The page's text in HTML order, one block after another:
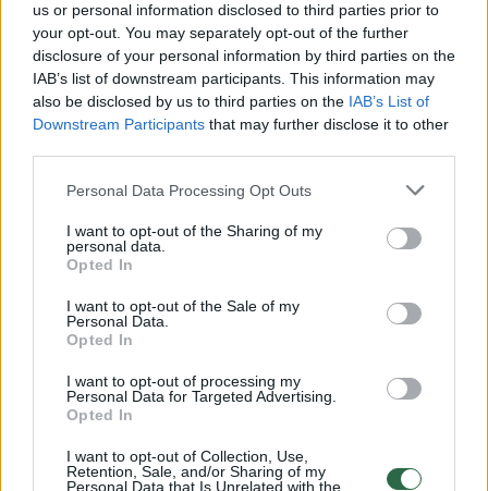
us or personal information disclosed to third parties prior to
your opt-out. You may separately opt-out of the further
disclosure of your personal information by third parties on the
IAB’s list of downstream participants. This information may
also be disclosed by us to third parties on the IAB’s List of
Downstream Participants that may further disclose it to other
Personal Data Processing Opt Outs
I want to opt-out of the Sharing of my
personal data.
Opted In
I want to opt-out of the Sale of my
Personal Data.
Opted In
I want to opt-out of processing my
Personal Data for Targeted Advertising.
Opted In
I want to opt-out of Collection, Use,
Retention, Sale, and/or Sharing of my
Personal Data that Is Unrelated with the
Tačiau vos po kelių dienų jį pasiekė siaubinga
žinia – gegužės 2-ąją Maverickas buvo rastas
negyvas dingusiame automobilyje.
Susiję straipsniai
Sukrečiantis radinys
plastikiniame maiše pakelėje:
po